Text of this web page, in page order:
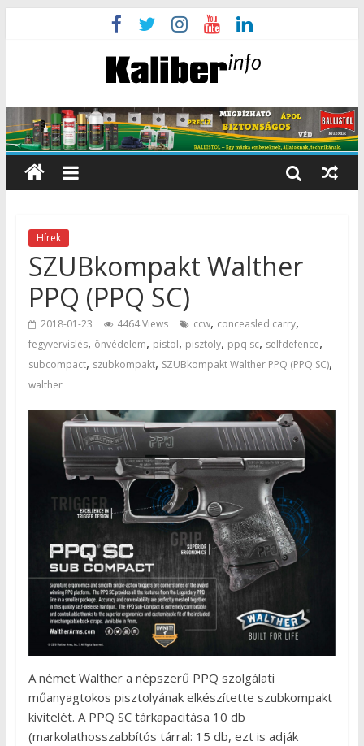
Hírek
SZUBkompakt Walther
PPQ (PPQ SC)
2018-01-23 4464 Views ccw, conceasled carry,
fegyvervislés, önvédelem, pistol, pisztoly, ppq sc, selfdefence,
subcompact, szubkompakt, SZUBkompakt Walther PPQ (PPQ SC),
walther
A német Walther a népszerű PPQ szolgálati
műanyagtokos pisztolyának elkészítette szubkompakt
kivitelét. A PPQ SC tárkapacitása 10 db
(markolathosszabbítós tárral: 15 db, ezt is adják